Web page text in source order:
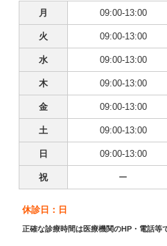
月 09:00-13:00
火 09:00-13:00
水 09:00-13:00
木 09:00-13:00
金 09:00-13:00
土 09:00-13:00
日 09:00-13:00
祝 ー
休診日：日
正確な診療時間は医療機関のHP・電話等